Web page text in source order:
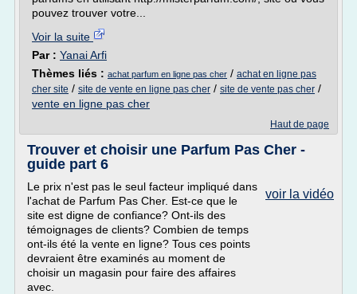
pouvez trouver votre...
Voir la suite
Par : Yanai Arfi
Thèmes liés : achat parfum en ligne pas cher / achat en ligne pas
cher site / site de vente en ligne pas cher / site de vente pas cher /
vente en ligne pas cher
Haut de page
Trouver et choisir une Parfum Pas Cher -
guide part 6
voir la vidéo
Le prix n'est pas le seul facteur impliqué dans
l'achat de Parfum Pas Cher. Est-ce que le
site est digne de confiance? Ont-ils des
témoignages de clients? Combien de temps
ont-ils été la vente en ligne? Tous ces points
devraient être examinés au moment de
choisir un magasin pour faire des affaires
avec.